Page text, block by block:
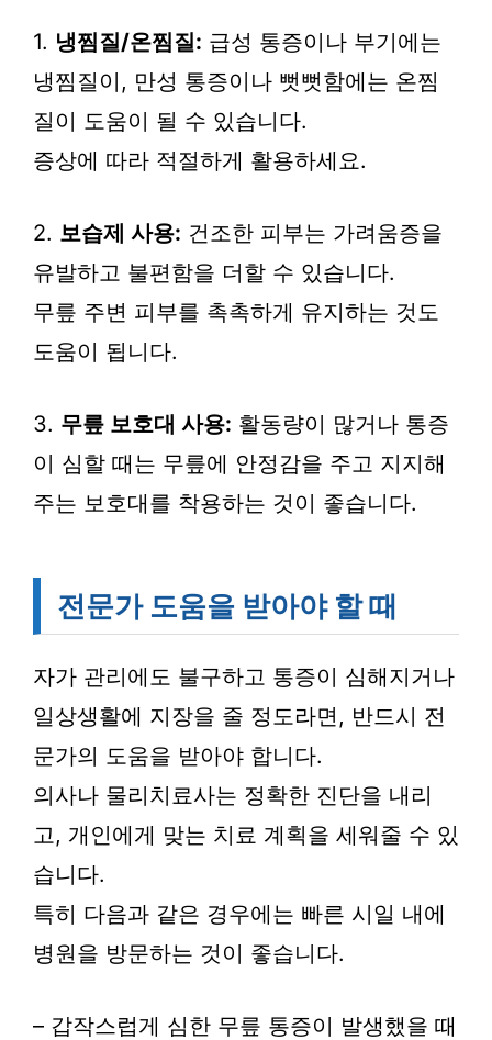
1. 냉찜질/온찜질: 급성 통증이나 부기에는
냉찜질이, 만성 통증이나 뻣뻣함에는 온찜
질이 도움이 될 수 있습니다.
증상에 따라 적절하게 활용하세요.
2. 보습제 사용: 건조한 피부는 가려움증을
유발하고 불편함을 더할 수 있습니다.
무릎 주변 피부를 촉촉하게 유지하는 것도
도움이 됩니다.
3. 무릎 보호대 사용: 활동량이 많거나 통증
이 심할 때는 무릎에 안정감을 주고 지지해
주는 보호대를 착용하는 것이 좋습니다.
전문가 도움을 받아야 할 때
자가 관리에도 불구하고 통증이 심해지거나
일상생활에 지장을 줄 정도라면, 반드시 전
문가의 도움을 받아야 합니다.
의사나 물리치료사는 정확한 진단을 내리
고, 개인에게 맞는 치료 계획을 세워줄 수 있
습니다.
특히 다음과 같은 경우에는 빠른 시일 내에
병원을 방문하는 것이 좋습니다.
– 갑작스럽게 심한 무릎 통증이 발생했을 때